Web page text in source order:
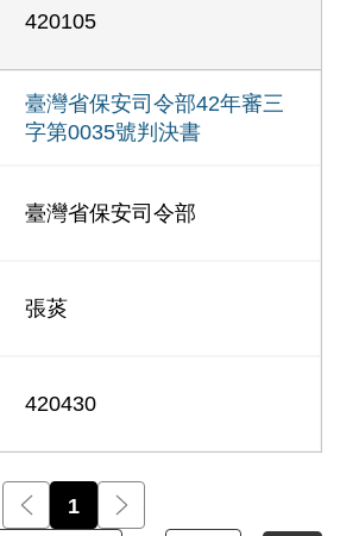
420105
臺灣省保安司令部42年審三
字第0035號判決書
臺灣省保安司令部
張菼
420430
前一頁
1